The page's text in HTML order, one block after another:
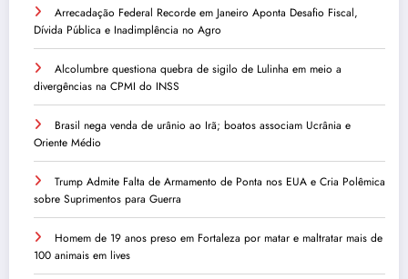
Arrecadação Federal Recorde em Janeiro Aponta Desafio Fiscal,
Dívida Pública e Inadimplência no Agro
Alcolumbre questiona quebra de sigilo de Lulinha em meio a
divergências na CPMI do INSS
Brasil nega venda de urânio ao Irã; boatos associam Ucrânia e
Oriente Médio
Trump Admite Falta de Armamento de Ponta nos EUA e Cria Polêmica
sobre Suprimentos para Guerra
Homem de 19 anos preso em Fortaleza por matar e maltratar mais de
100 animais em lives